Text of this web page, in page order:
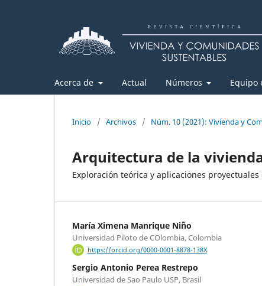
Acerca de Actual Números Equipo
Inicio / Archivos / Núm. 10 (2021): Vivienda y
Arquitectura de la
Exploración teórica y aplicaciones
María Ximena Manrique Niño
Universidad Piloto de COlombia, Colombia
https://orcid.org/0000-0001-8878-138X
Sergio Antonio Perea Restrepo
Universidad de Sao Paulo USP, Brasil